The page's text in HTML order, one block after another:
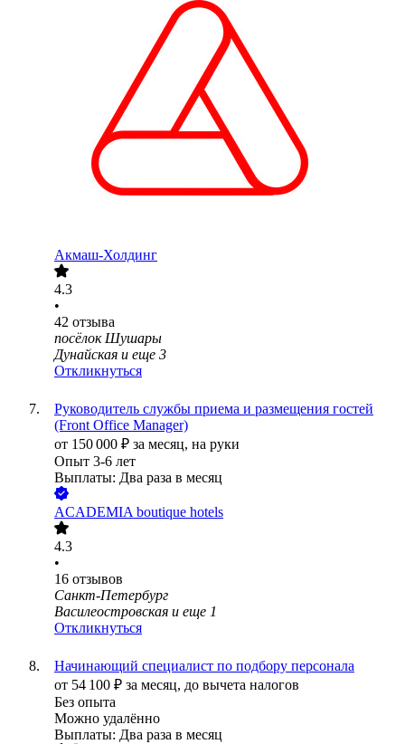
Акмаш-Холдинг
4.3
•
42 отзыва
посёлок Шушары
Дунайская и еще 3
Откликнуться
Руководитель службы приема и размещения гостей
(Front Office Manager)
от 150 000 ₽ за месяц, на руки
Опыт 3-6 лет
Выплаты: Два раза в месяц
ACADEMIA boutique hotels
4.3
•
16 отзывов
Санкт-Петербург
Василеостровская и еще 1
Откликнуться
Начинающий специалист по подбору персонала
от 54 100 ₽ за месяц, до вычета налогов
Без опыта
Можно удалённо
Выплаты: Два раза в месяц